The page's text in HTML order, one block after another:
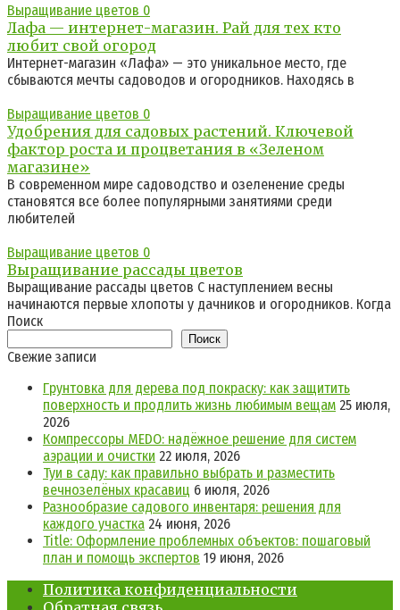
Выращивание цветов 0
Лафа — интернет-магазин. Рай для тех кто
любит свой огород
Интернет-магазин «Лафа» — это уникальное место, где
сбываются мечты садоводов и огородников. Находясь в
Выращивание цветов 0
Удобрения для садовых растений. Ключевой
фактор роста и процветания в «Зеленом
магазине»
В современном мире садоводство и озеленение среды
становятся все более популярными занятиями среди
любителей
Выращивание цветов 0
Выращивание рассады цветов
Выращивание рассады цветов С наступлением весны
начинаются первые хлопоты у дачников и огородников. Когда
Поиск
Поиск
Свежие записи
Грунтовка для дерева под покраску: как защитить
поверхность и продлить жизнь любимым вещам 25 июля,
2026
Компрессоры MEDO: надёжное решение для систем
аэрации и очистки 22 июля, 2026
Туи в саду: как правильно выбрать и разместить
вечнозелёных красавиц 6 июля, 2026
Разнообразие садового инвентаря: решения для
каждого участка 24 июня, 2026
Title: Оформление проблемных объектов: пошаговый
план и помощь экспертов 19 июня, 2026
Политика конфиденциальности